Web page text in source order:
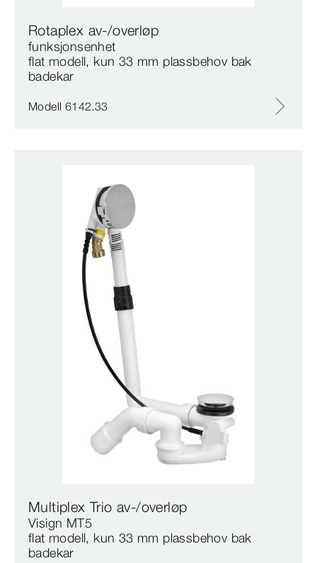
Rotaplex av-/overløp
funksjonsenhet
flat modell, kun 33 mm plassbehov bak
badekar
Modell 6142.33
Multiplex Trio av-/overløp
Visign MT5
flat modell, kun 33 mm plassbehov bak
badekar